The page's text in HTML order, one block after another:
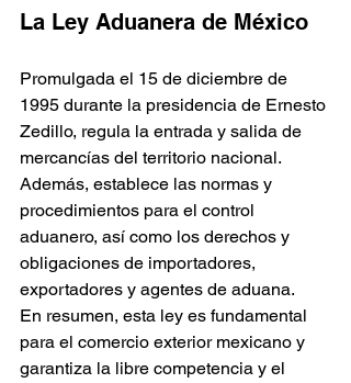
La Ley Aduanera de México
Promulgada el 15 de diciembre de
1995 durante la presidencia de Ernesto
Zedillo, regula la entrada y salida de
mercancías del territorio nacional.
Además, establece las normas y
procedimientos para el control
aduanero, así como los derechos y
obligaciones de importadores,
exportadores y agentes de aduana.
En resumen, esta ley es fundamental
para el comercio exterior mexicano y
garantiza la libre competencia y el